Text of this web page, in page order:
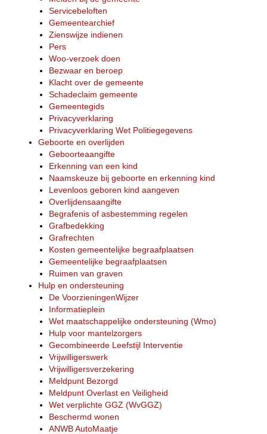
Servicebeloften
Gemeentearchief
Zienswijze indienen
Pers
Woo-verzoek doen
Bezwaar en beroep
Klacht over de gemeente
Schadeclaim gemeente
Gemeentegids
Privacyverklaring
Privacyverklaring Wet Politiegegevens
Geboorte en overlijden
Geboorteaangifte
Erkenning van een kind
Naamskeuze bij geboorte en erkenning kind
Levenloos geboren kind aangeven
Overlijdensaangifte
Begrafenis of asbestemming regelen
Grafbedekking
Grafrechten
Kosten gemeentelijke begraafplaatsen
Gemeentelijke begraafplaatsen
Ruimen van graven
Hulp en ondersteuning
De VoorzieningenWijzer
Informatieplein
Wet maatschappelijke ondersteuning (Wmo)
Hulp voor mantelzorgers
Gecombineerde Leefstijl Interventie
Vrijwilligerswerk
Vrijwilligersverzekering
Meldpunt Bezorgd
Meldpunt Overlast en Veiligheid
Wet verplichte GGZ (WvGGZ)
Beschermd wonen
ANWB AutoMaatje